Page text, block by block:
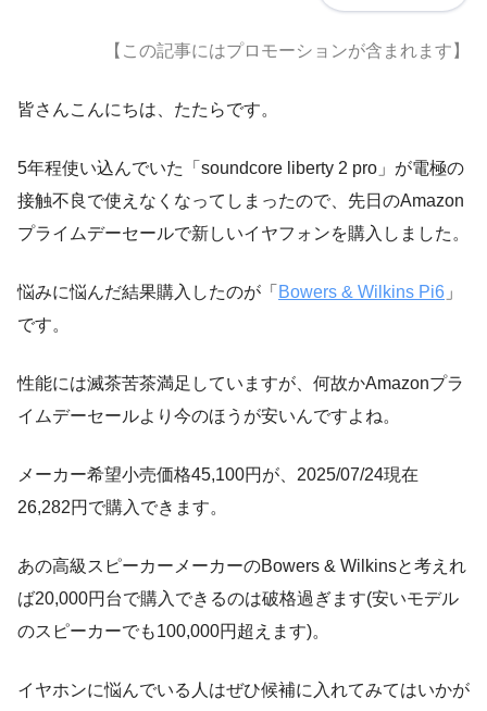
【この記事にはプロモーションが含まれます】
皆さんこんにちは、たたらです。
5年程使い込んでいた「soundcore liberty 2 pro」が電極の
接触不良で使えなくなってしまったので、先日のAmazon
プライムデーセールで新しいイヤフォンを購入しました。
悩みに悩んだ結果購入したのが「 Bowers & Wilkins Pi6 」
です。
性能には滅茶苦茶満足していますが、何故かAmazonプラ
イムデーセールより今のほうが安いんですよね。
メーカー希望小売価格45,100円が、2025/07/24現在
26,282円で購入できます。
あの高級スピーカーメーカーのBowers & Wilkinsと考えれ
ば20,000円台で購入できるのは破格過ぎます(安いモデル
のスピーカーでも100,000円超えます)。
イヤホンに悩んでいる人はぜひ候補に入れてみてはいかが